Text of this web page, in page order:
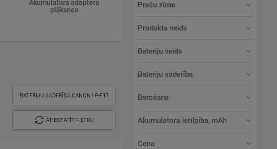
Akumulatora adaptera
plāksnes
BATERIJU SADERĪBA CANON LP-E17
ATIESTATĪT FILTRU
Preču zīme
Produkta veids
Bateriju veids
Bateriju saderība
Barošana
Akumulatora ietilpība, mAh
Cena